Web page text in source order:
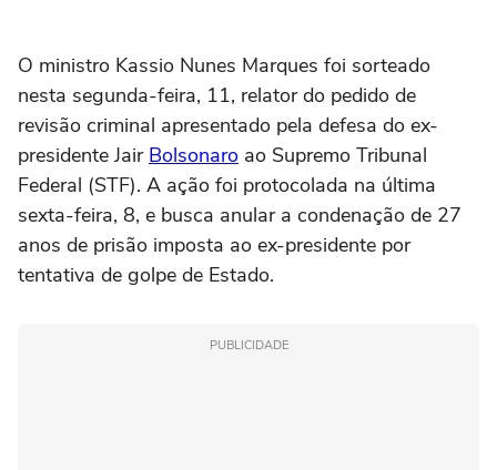
O ministro Kassio Nunes Marques foi sorteado
nesta segunda-feira, 11, relator do pedido de
revisão criminal apresentado pela defesa do ex-
presidente Jair Bolsonaro ao Supremo Tribunal
Federal (STF). A ação foi protocolada na última
sexta-feira, 8, e busca anular a condenação de 27
anos de prisão imposta ao ex-presidente por
tentativa de golpe de Estado.
PUBLICIDADE